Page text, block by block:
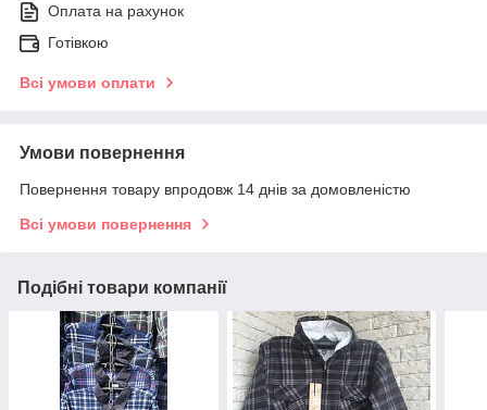
Оплата на рахунок
Готівкою
Всі умови оплати
Умови повернення
Повернення товару впродовж 14 днів за домовленістю
Всі умови повернення
Подібні товари компанії